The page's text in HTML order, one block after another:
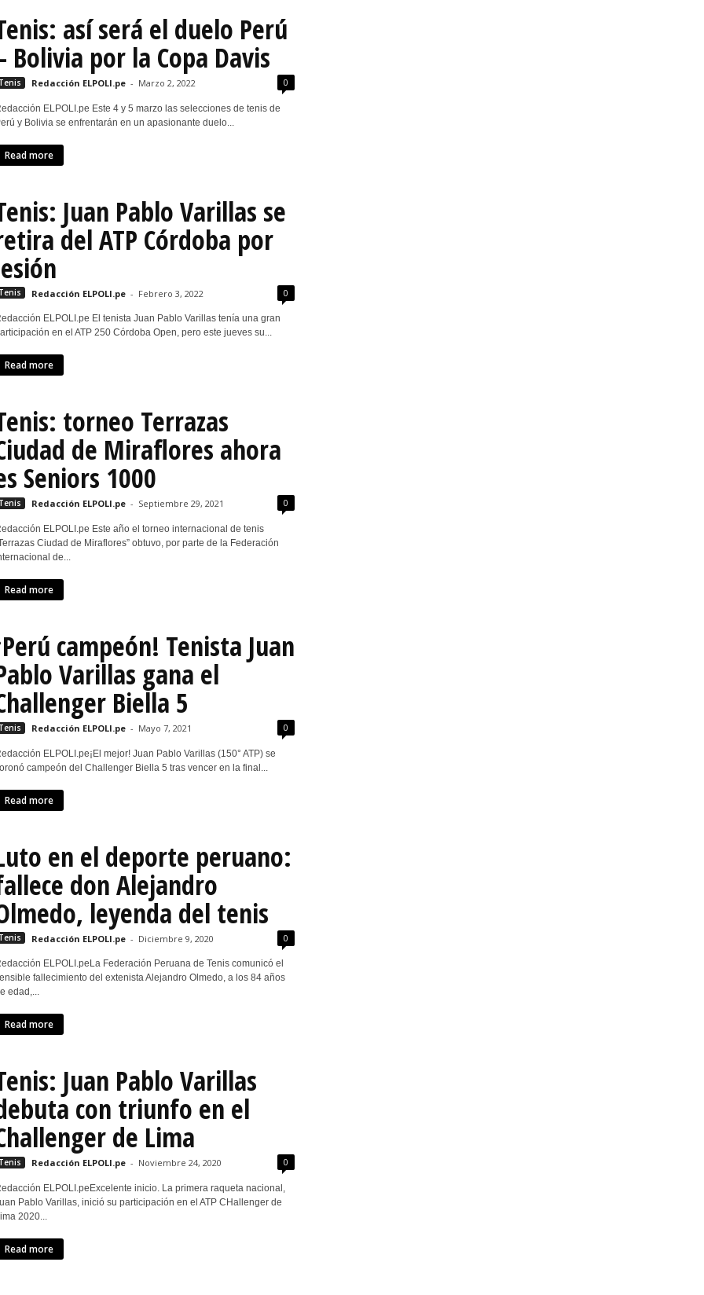
así será el duelo Perú
Bolivia por la Copa Davis
Redacción ELPOLI.pe - Marzo 2, 2022 0
ELPOLI.pe Este 4 y 5 marzo las selecciones de tenis de
y Bolivia se enfrentarán en un apasionante duelo...
Read more
Juan Pablo Varillas se
del ATP Córdoba por
Redacción ELPOLI.pe - Febrero 3, 2022 0
ELPOLI.pe El tenista Juan Pablo Varillas tenía una gran
en el ATP 250 Córdoba Open, pero este jueves su...
Read more
torneo Terrazas
de Miraflores ahora
Seniors 1000
Redacción ELPOLI.pe - Septiembre 29, 2021 0
ELPOLI.pe Este año el torneo internacional de tenis
Ciudad de Miraflores” obtuvo, por parte de la Federación
de...
Read more
campeón! Tenista Juan
Varillas gana el
Biella 5
Redacción ELPOLI.pe - Mayo 7, 2021 0
ELPOLI.pe¡El mejor! Juan Pablo Varillas (150° ATP) se
campeón del Challenger Biella 5 tras vencer en la final...
Read more
en el deporte peruano:
don Alejandro
leyenda del tenis
Redacción ELPOLI.pe - Diciembre 9, 2020 0
ELPOLI.peLa Federación Peruana de Tenis comunicó el
fallecimiento del extenista Alejandro Olmedo, a los 84 años
edad,...
Read more
Juan Pablo Varillas
con triunfo en el
de Lima
Redacción ELPOLI.pe - Noviembre 24, 2020 0
ELPOLI.peExcelente inicio. La primera raqueta nacional,
Pablo Varillas, inició su participación en el ATP CHallenger de
2020...
Read more